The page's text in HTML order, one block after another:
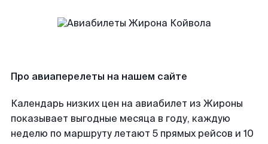
Про авиаперелеты на нашем сайте
Календарь низких цен на авиабилет из Жироны
показывает выгодные месяца в году, каждую
неделю по маршруту летают 5 прямых рейсов и 10